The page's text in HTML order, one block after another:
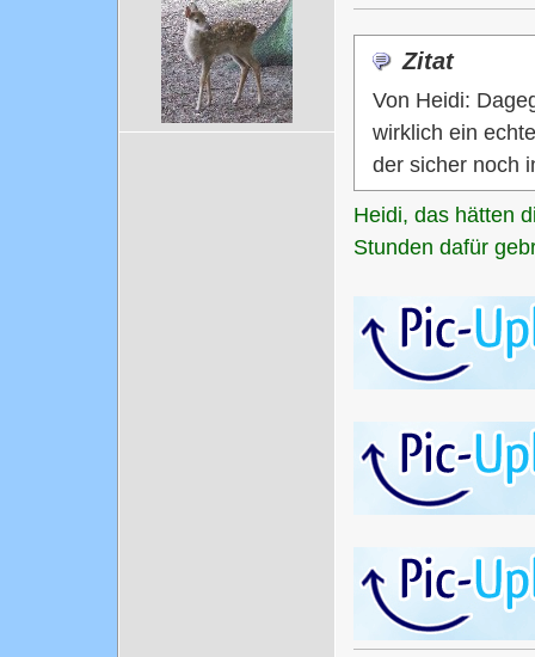
Zitat
Von Heidi:
wirklich ein
der sicher noch
Heidi, das hätten
Stunden dafür